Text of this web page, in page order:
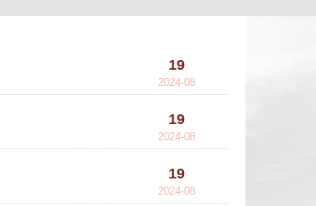
19
2024-08
19
2024-08
19
2024-08